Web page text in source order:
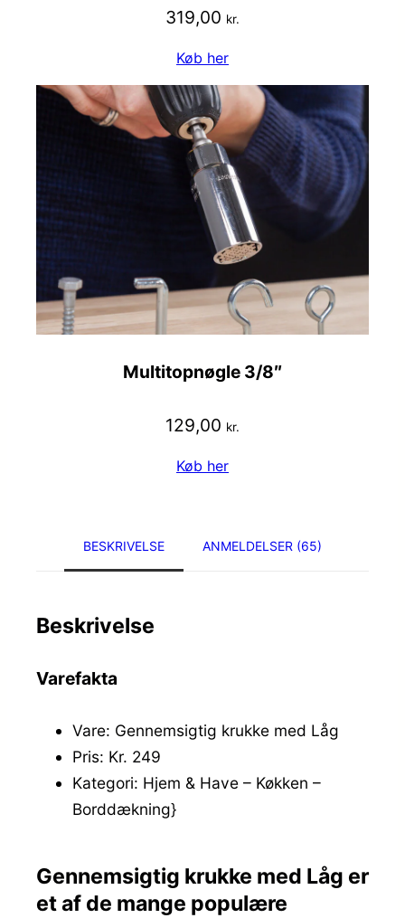
319,00 kr.
Køb her
Multitopnøgle 3/8″
129,00 kr.
Køb her
BESKRIVELSE ANMELDELSER (65)
Beskrivelse
Varefakta
Vare: Gennemsigtig krukke med Låg
Pris: Kr. 249
Kategori: Hjem & Have – Køkken –
Borddækning}
Gennemsigtig krukke med Låg er
et af de mange populære